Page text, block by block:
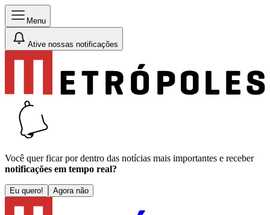
Menu
Ative nossas notificações
Você quer ficar por dentro das notícias mais importantes e receber
notificações em tempo real?
Eu quero! Agora não